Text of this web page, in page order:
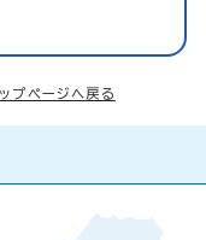
ップページへ戻る